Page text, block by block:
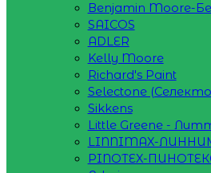
Benjamin Moore-
SAICOS
ADLER
Kelly Moore
Richard's Paint
Selectone
Sikkens
Little Greene -
LINNIMAX-
PINOTEX-